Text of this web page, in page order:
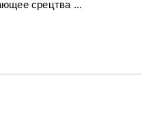
срецтва ...